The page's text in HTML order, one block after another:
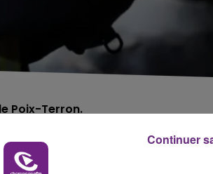
Poix-Terron.
pour éteindre un incendie
Continuer